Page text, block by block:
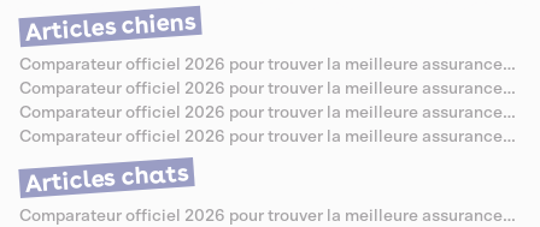
Articles chiens
Comparateur officiel 2026 pour trouver la meilleure assurance
santé pour Berger Allemand
Comparateur officiel 2026 pour trouver la meilleure assurance
santé pour Caniche
Comparateur officiel 2026 pour trouver la meilleure assurance
santé pour Bouledogue Anglais
Comparateur officiel 2026 pour trouver la meilleure assurance
santé pour Jack Russell
Articles chats
Comparateur officiel 2026 pour trouver la meilleure assurance